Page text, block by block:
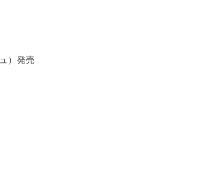
）発売